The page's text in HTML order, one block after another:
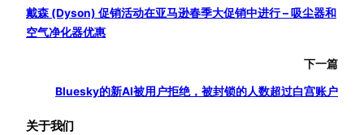
戴森 (Dyson) 促销活动在亚马逊春季大促销中进行 – 吸尘器和
空气净化器优惠
下一篇
Bluesky的新AI被用户拒绝，被封锁的人数超过白宫账户
关于我们